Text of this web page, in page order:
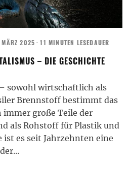
2025 · 11 MINUTEN LESEDAUER
– DIE GESCHICHTE
sowohl wirtschaftlich als
Brennstoff bestimmt das
immer große Teile der
als Rohstoff für Plastik und
es seit Jahrzehnten eine
...